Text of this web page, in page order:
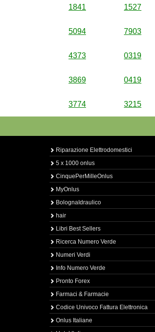
1841 1527
5094 7903
4373 0319
3869 0419
3774 3215
Riparazione Elettrodomestici
5 x 1000 onlus
CinquePerMilleOnlus
MyOnlus
BolognaIdraulico
hair
Libri Best Sellers
Ricerca Numero Verde
Numeri Verdi
Info Numero Verde
Pronto Forex
Farmaci & Farmacie
Codice Univoco Fattura Elettronica
Onlus Italiane